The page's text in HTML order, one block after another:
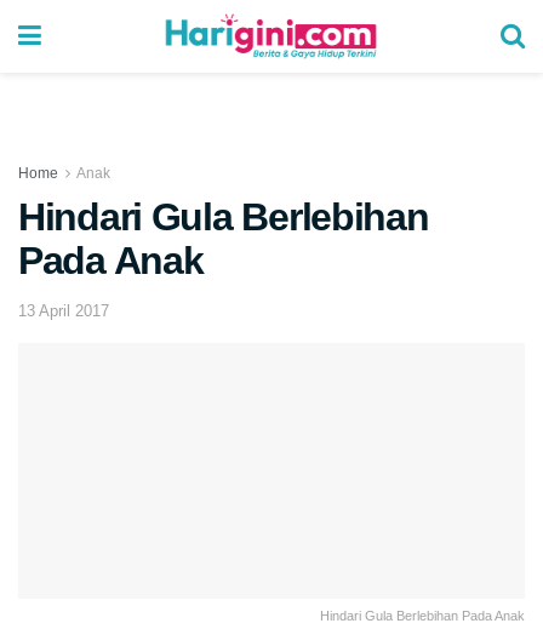
Home Anak
Hindari Gula Berlebihan
Pada Anak
13 April 2017
Hindari Gula Berlebihan Pada Anak